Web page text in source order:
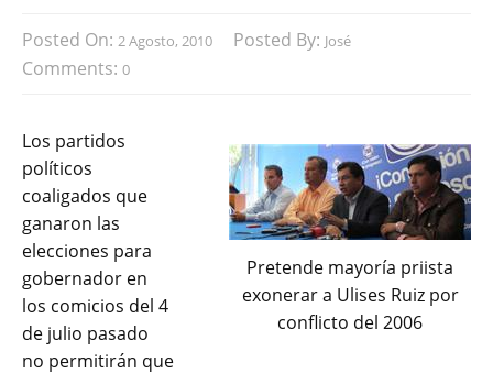
Posted On: 2 Agosto, 2010 Posted By: José
Comments: 0
Pretende mayoría priista
exonerar a Ulises Ruiz por
conflicto del 2006
Los partidos
políticos
coaligados que
ganaron las
elecciones para
gobernador en
los comicios del 4
de julio pasado
no permitirán que